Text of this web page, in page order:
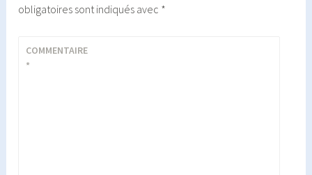
obligatoires sont indiqués avec *
COMMENTAIRE
*